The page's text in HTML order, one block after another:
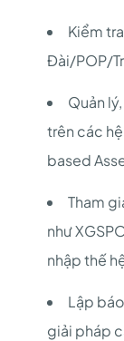
Kiểm
Đài/POP/
Quản
trên các
based
Tham
như
nhập thế
Lập
giải pháp